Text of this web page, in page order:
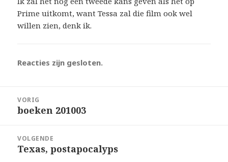
Prime uitkomt, want Tessa zal die film ook wel
willen zien, denk ik.
Reacties zijn gesloten.
navigatie
VORIG
Vorig
boeken 201003
VOLGENDE
Volgend
Texas, postapocalyps